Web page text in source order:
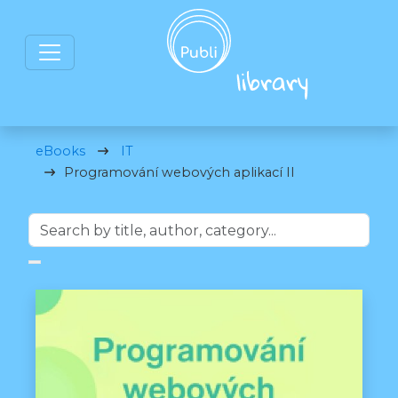
eBooks
IT
Programování webových aplikací II